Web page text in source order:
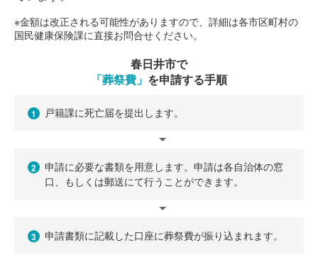
※金額は改正される可能性がありますので、詳細は各市区町村の
国民健康保険課に直接お問合せください。
春日井市で
「葬祭費」 を申請する手順
1 戸籍課に死亡届を提出します。
2
申請に必要な書類を用意します。申請は各自治体の窓
口、もしくは郵送にて行うことができます。
3 申請書類に記載した口座に葬祭費が振り込まれます。